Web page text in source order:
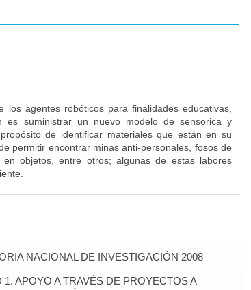
agentes robóticos para finalidades educativas,
es suministrar un nuevo modelo de sensorica y
de identificar materiales que están en su
permitir encontrar minas anti-personales, fosos de
objetos, entre otros; algunas de estas labores
NACIONAL DE INVESTIGACIÓN 2008
1. APOYO A TRAVÉS DE PROYECTOS A